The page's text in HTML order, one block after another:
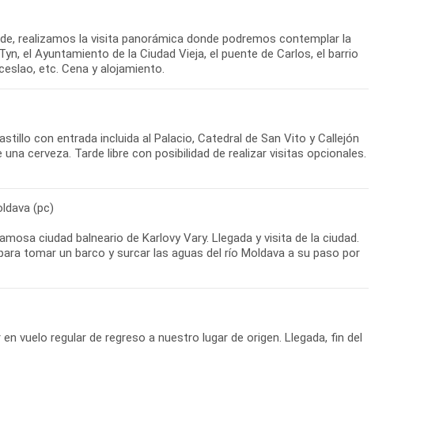
realizamos la visita panorámica donde podremos contemplar la
el Ayuntamiento de la Ciudad Vieja, el puente de Carlos, el barrio
etc. Cena y alojamiento.
con entrada incluida al Palacio, Catedral de San Vito y Callejón
cerveza. Tarde libre con posibilidad de realizar visitas opcionales.
(pc)
ciudad balneario de Karlovy Vary. Llegada y visita de la ciudad.
tomar un barco y surcar las aguas del río Moldava a su paso por
vuelo regular de regreso a nuestro lugar de origen. Llegada, fin del